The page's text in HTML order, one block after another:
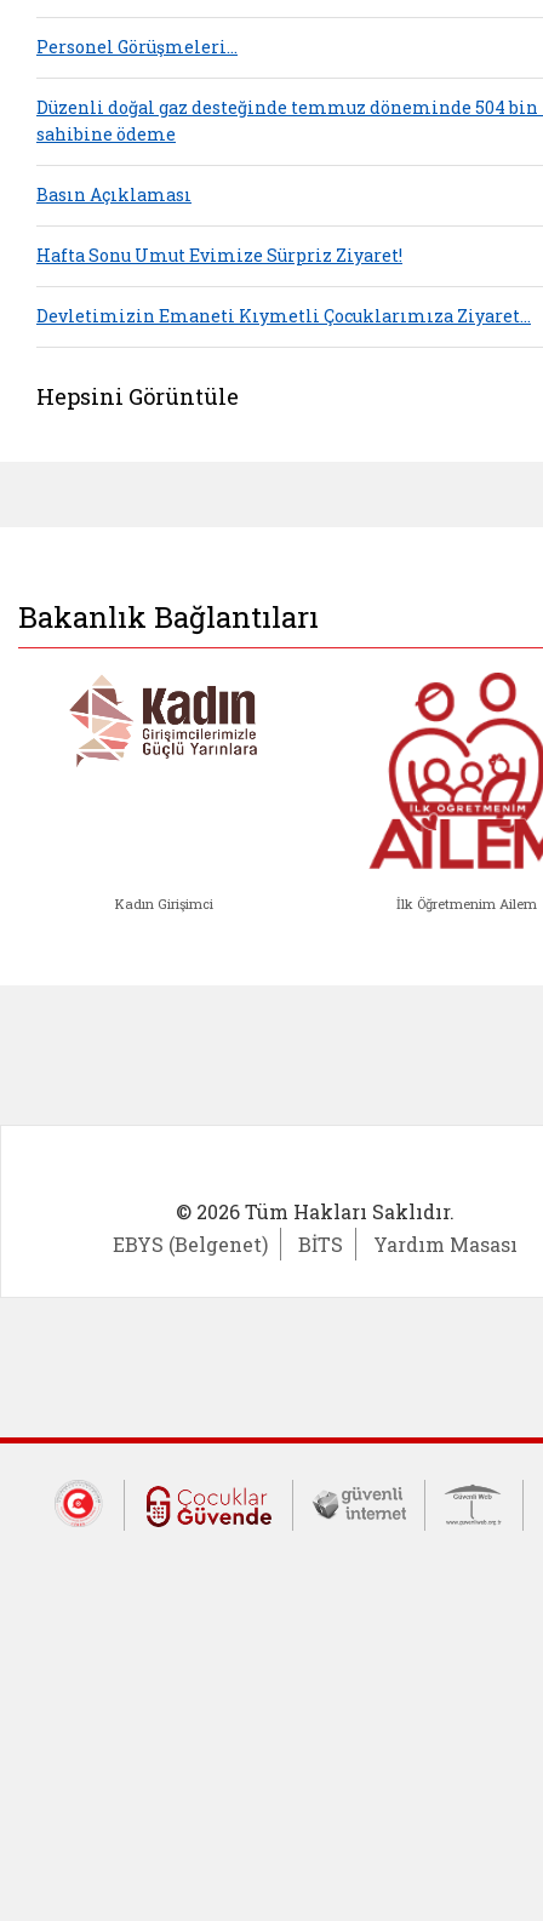
Personel Görüşmeleri...
Düzenli doğal gaz desteğinde temmuz döneminde 504
sahibine ödeme
Basın Açıklaması
Hafta Sonu Umut Evimize Sürpriz Ziyaret!
Devletimizin Emaneti Kıymetli Çocuklarımıza Ziyaret…
Hepsini Görüntüle
Bakanlık Bağlantıları
Kadın Girişimci İlk Öğretmenim Ailem
© 2026 Tüm Hakları Saklıdır.
EBYS (Belgenet)
BİTS Yardım Masası
Dış Bağlantılar
Cumhurbaşkanlığı İletişim Merkezi
Çocuklar Güvende (yeni
Güvenli